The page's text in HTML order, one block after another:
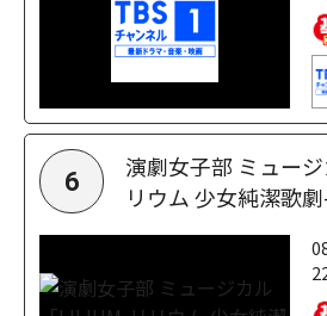
6
演劇女子部 ミュー
リウム 少女純潔歌劇-